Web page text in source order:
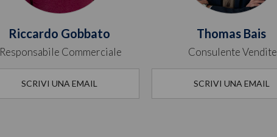
Riccardo Gobbato
Responsabile Commerciale
SCRIVI UNA EMAIL
Thomas Bais
Consulente Vendite
SCRIVI UNA EMAIL